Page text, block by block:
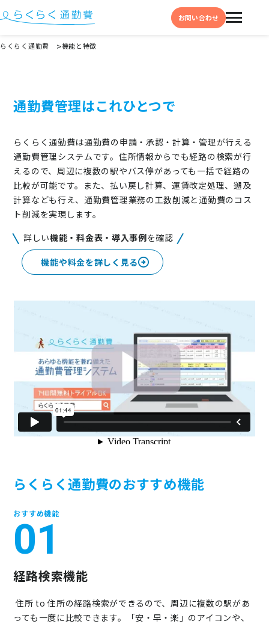
お問い合わせ
選ばれる理由
料金
イベント・セミナー
よくある質問
お役立ちコラム
お役立ち資料
導入効果シミュレーション
お問い合わせ 料金・概要資料をDL
らくらく通勤費 機能と特徴
通勤費管理はこれひとつで
らくらく通勤費は通勤費の申請・承認・計算・管理が行える
通勤費管理システムです。住所情報からでも経路の検索が行
えるので、周辺に複数の駅やバス停があっても一括で経路の
比較が可能です。また、払い戻し計算、運賃改定処理、遡及
計算なども行え、通勤費管理業務の工数削減と通勤費のコス
ト削減を実現します。
詳しい機能・料金表・導入事例を確認
機能や料金を詳しく見る
らくらく通勤費のおすすめ機能
おすすめ機能
01
経路検索機能
住所 to 住所の経路検索ができるので、周辺に複数の駅があ
っても一度に比較できます。「安・早・楽」のアイコンや、